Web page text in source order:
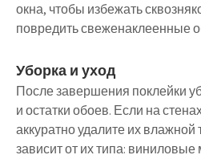
окна, чтобы избежать
повредить свеженаклеенные
Уборка и уход
После завершения поклейки
и остатки обоев. Если на
аккуратно удалите их влажной
зависит от их типа: